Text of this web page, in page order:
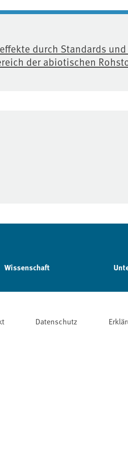
durch Standards
der abiotischen
Wissenschaft
Datenschutz